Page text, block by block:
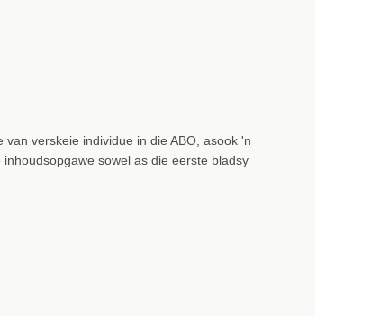
verskeie individue in die ABO, asook 'n
sowel as die eerste bladsy